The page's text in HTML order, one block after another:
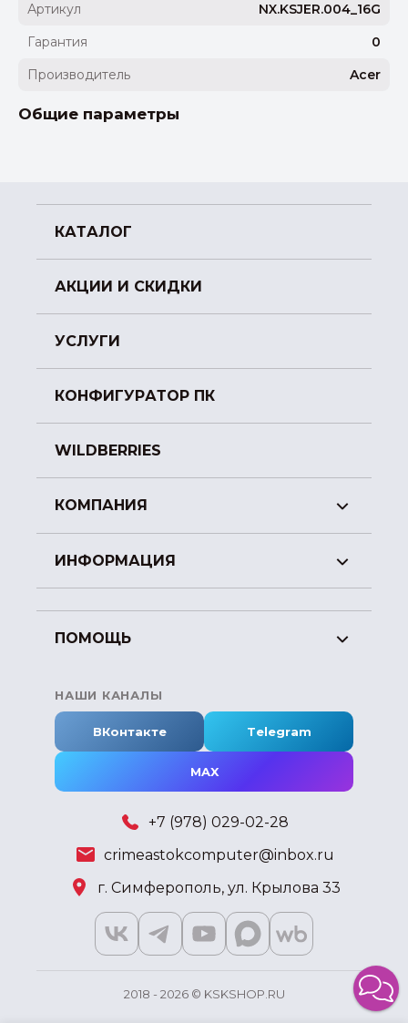
Артикул
NX.KSJER.004_16G
Гарантия
0
Производитель
Acer
Общие параметры
КАТАЛОГ
АКЦИИ И СКИДКИ
УСЛУГИ
КОНФИГУРАТОР ПК
WILDBERRIES
КОМПАНИЯ
ИНФОРМАЦИЯ
ПОМОЩЬ
НАШИ КАНАЛЫ
ВКонтакте Telegram
MAX
+7 (978) 029-02-28
crimeastokcomputer@inbox.ru
г. Симферополь, ул. Крылова 33
2018 - 2026 © KSKSHOP.RU